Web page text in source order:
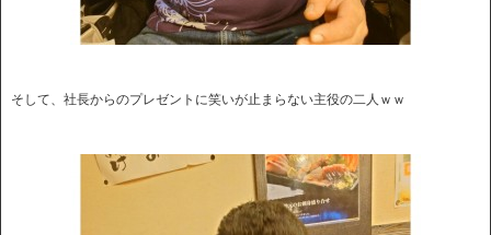
そして、社長からのプレゼントに笑いが止まらない主役の二人ｗｗ